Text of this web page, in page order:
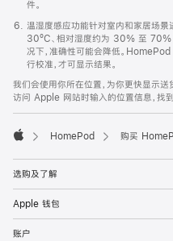
件。
温湿度感应功能针对室内和家居场景
30ºC、相对湿度约为 30% 至 70%
况下，准确性可能会降低。
行校准，才可显示结果。
我们会使用你所在位置，为你更快显示
访问 Apple 网站时输入的位置信息，找到
HomePod 购买
选购及了解
Apple 钱包
账户